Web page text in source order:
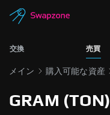
交換 売買
メイン 購入可能な資産
GRAM